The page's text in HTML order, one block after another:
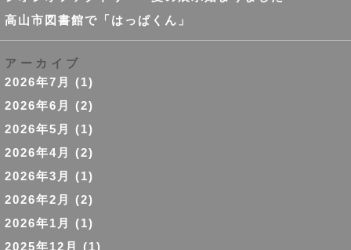
高山市図書館で「はっぱくん」
アーカイブ
2026年7月
(1)
2026年6月
(2)
2026年5月
(1)
2026年4月
(2)
2026年3月
(1)
2026年2月
(2)
2026年1月
(1)
2025年12月
(1)